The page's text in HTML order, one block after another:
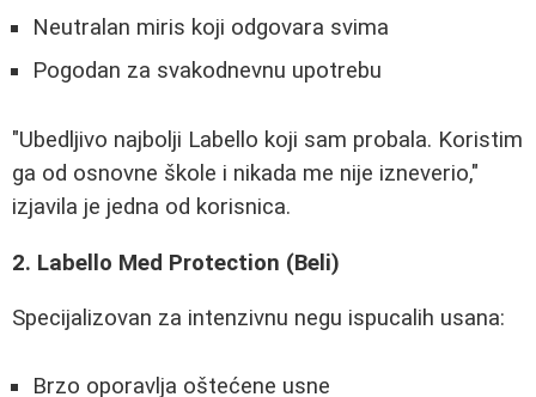
Neutralan miris koji odgovara svima
Pogodan za svakodnevnu upotrebu
"Ubedljivo najbolji Labello koji sam probala. Koristim
ga od osnovne škole i nikada me nije izneverio,"
izjavila je jedna od korisnica.
2. Labello Med Protection (Beli)
Specijalizovan za intenzivnu negu ispucalih usana:
Brzo oporavlja oštećene usne